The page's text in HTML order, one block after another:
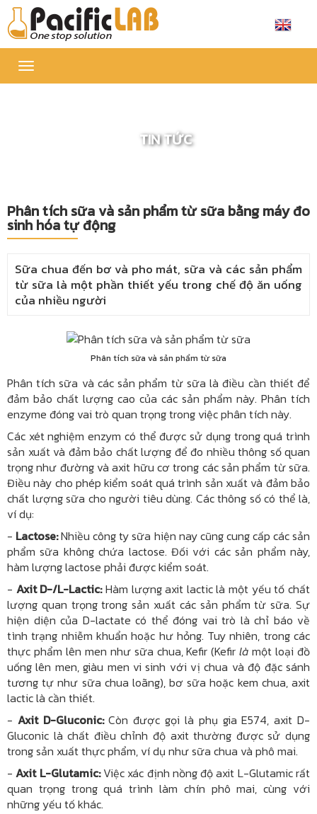
Toggle
navigation
TIN TỨC
Phân tích sữa và sản phẩm từ sữa bằng máy đo
sinh hóa tự động
Sữa chua đến bơ và pho mát, sữa và các sản phẩm
từ sữa là một phần thiết yếu trong chế độ ăn uống
của nhiều người
Phân tích sữa và sản phẩm từ sữa
Phân tích sữa và các sản phẩm từ sữa là điều cần thiết để
đảm bảo chất lượng cao của các sản phẩm này. Phân tích
enzyme đóng vai trò quan trọng trong việc phân tích này.
Các xét nghiệm enzym có thể được sử dụng trong quá trình
sản xuất và đảm bảo chất lượng để đo nhiều thông số quan
trọng như đường và axit hữu cơ trong các sản phẩm từ sữa.
Điều này cho phép kiểm soát quá trình sản xuất và đảm bảo
chất lượng sữa cho người tiêu dùng. Các thông số có thể là,
ví dụ:
- Lactose:Nhiều công ty sữa hiện nay cũng cung cấp các sản
phẩm sữa không chứa lactose. Đối với các sản phẩm này,
hàm lượng lactose phải được kiểm soát.
- Axit D-/L-Lactic:Hàm lượng axit lactic là một yếu tố chất
lượng quan trọng trong sản xuất các sản phẩm từ sữa. Sự
hiện diện của D-lactate có thể đóng vai trò là chỉ báo về
tình trạng nhiễm khuẩn hoặc hư hỏng. Tuy nhiên, trong các
thực phẩm lên men như sữa chua, Kefir (Kefir là một loại đồ
uống lên men, giàu men vi sinh với vị chua và độ đặc sánh
tương tự như sữa chua loãng), bơ sữa hoặc kem chua, axit
lactic là cần thiết.
- Axit D-Gluconic:Còn được gọi là phụ gia E574, axit D-
Gluconic là chất điều chỉnh độ axit thường được sử dụng
trong sản xuất thực phẩm, ví dụ như sữa chua và phô mai.
-Axit L-Glutamic:Việc xác định nồng độ axit L-Glutamic rất
quan trọng trong quá trình làm chín phô mai, cùng với
những yếu tố khác.